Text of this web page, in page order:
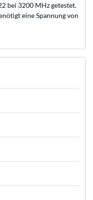
bei 3200 MHz getestet.
eine Spannung von